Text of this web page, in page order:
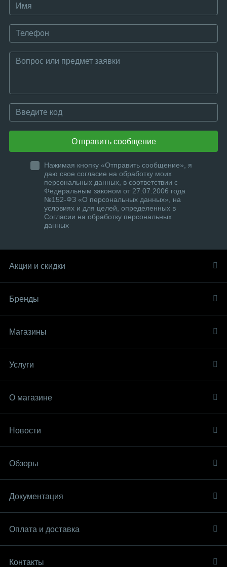
Отправить сообщение
Нажимая кнопку «Отправить сообщение», я
даю свое согласие на обработку моих
персональных данных, в соответствии с
Федеральным законом от 27.07.2006 года
№152-ФЗ «О персональных данных», на
условиях и для целей, определенных в
Согласии на обработку персональных
данных
Акции и скидки
Бренды
Магазины
Услуги
О магазине
Новости
Обзоры
Документация
Оплата и доставка
Контакты